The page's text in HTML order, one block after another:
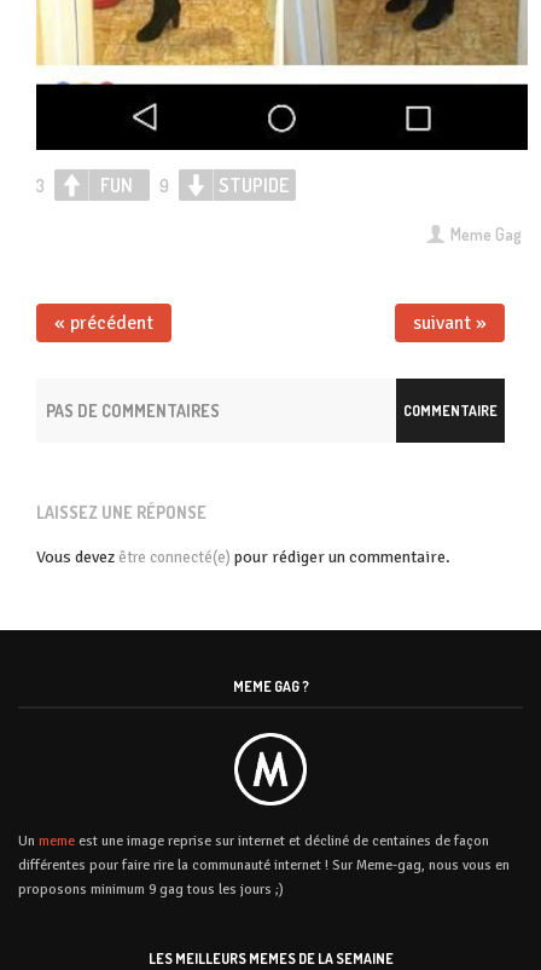
Meme Gag
3 FUN 9 STUPIDE
« précédent suivant »
COMMENTAIRE
PAS DE COMMENTAIRES
LAISSEZ UNE RÉPONSE
Vous devez être connecté(e) pour rédiger un commentaire.
MEME GAG ?
Un meme est une image reprise sur internet et décliné de centaines de façon
différentes pour faire rire la communauté internet ! Sur Meme-gag, nous vous en
proposons minimum 9 gag tous les jours ;)
LES MEILLEURS MEMES DE LA SEMAINE